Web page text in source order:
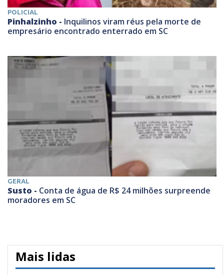
POLICIAL
Pinhalzinho - Inquilinos viram réus pela morte de
empresário encontrado enterrado em SC
GERAL
Susto - Conta de água de R$ 24 milhões surpreende
moradores em SC
Mais lidas